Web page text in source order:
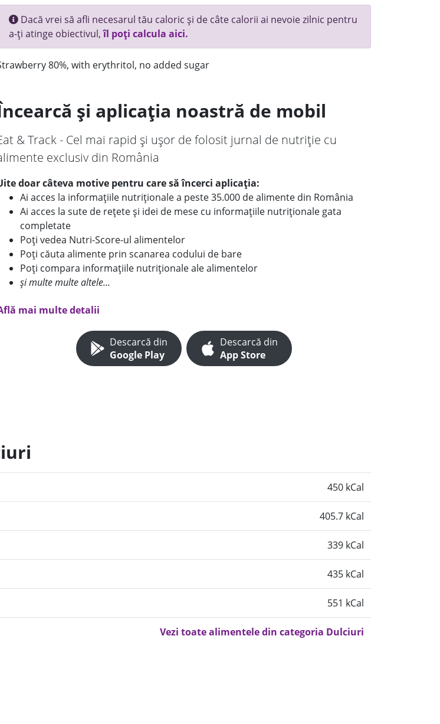
Dacă vrei să afli necesarul tău caloric și de câte calorii ai nevoie zilnic pentru
a-ți atinge obiectivul,îl poți calcula aici.
80%, with erythritol, no added sugar
și aplicația noastră de mobil
& Track - Cel mai rapid și ușor de folosit jurnal de nutriție cu
exclusiv din România
doar câteva motive pentru care să încerci aplicația:
Ai acces la informațiile nutriționale a peste 35.000 de alimente din România
Ai acces la sute de rețete și idei de mese cu informațiile nutriționale gata
completate
Poți vedea Nutri-Score-ul alimentelor
Poți căuta alimente prin scanarea codului de bare
Poți compara informațiile nutriționale ale alimentelor
și multe multe altele...
mai multe detalii
Descarcă din
Google Play
Descarcă din
App Store
450 kCal
405.7 kCal
339 kCal
435 kCal
551 kCal
Vezi toate alimentele din categoria Dulciuri